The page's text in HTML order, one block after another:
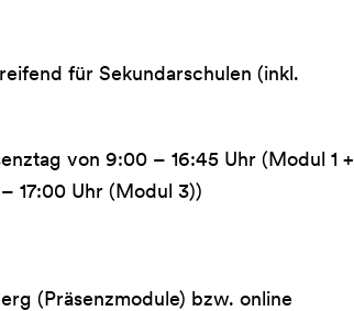
für Sekundarschulen (inkl.
von 9:00 – 16:45 Uhr (Modul 1 +
17:00 Uhr (Modul 3))
(Präsenzmodule) bzw. online